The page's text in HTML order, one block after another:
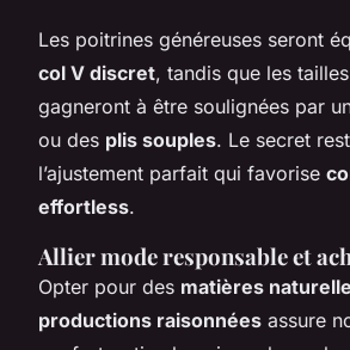
Les poitrines généreuses seront
col V discret, tandis que les
gagneront à être soulignées par
ou des plis souples. Le secret
l’ajustement parfait qui favorise
effortless.
Allier mode responsable et
Opter pour des matières
productions raisonnées assure